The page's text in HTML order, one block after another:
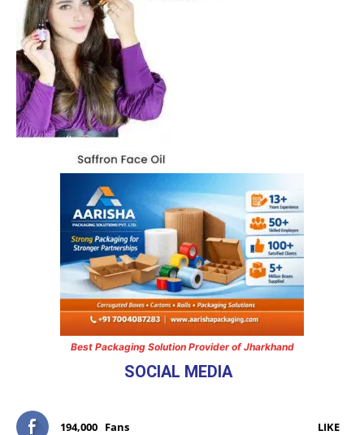
Best Packaging Solution Provider of Jharkhand
SOCIAL MEDIA
194,000 Fans LIKE